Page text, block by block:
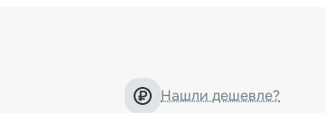
Нашли дешевле?